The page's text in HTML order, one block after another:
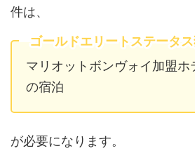
件は、
ゴールドエリートステータ
マリオットボンヴォイ加盟
の宿泊
が必要になります。